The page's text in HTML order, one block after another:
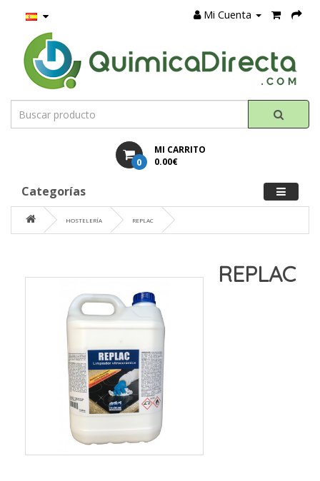
Mi Cuenta
MI CARRITO
0 0.00€
Categorías
HOSTELERÍA REPLAC
REPLAC